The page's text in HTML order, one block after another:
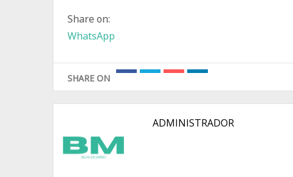
Share on:
WhatsApp
SHARE ON
ADMINISTRADOR